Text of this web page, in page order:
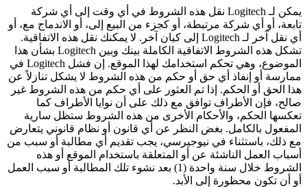
يمكن لـ Logitech نقل هذه الشروط في أي وقت إلى أي شركة
تابعة، أو أي شركة مرتبطة، أو كجزء من البيع إلى، أو الاندماج مع، أو
أي نقل آخر لـ Logitech إلى كيان آخر. لا يمكنك نقل هذه الاتفاقية.
تشكل هذه الشروط الاتفاقية الكاملة بينك وبين Logitech بشأن هذا
الموضوع، وهي تحكم استخدامك لهذا الموقع. إن فشل Logitech في
ممارسة أو إنفاذ أي حق أو حكم من هذه الشروط لا يشكل تنازلاً عن
هذا الحق أو الحكم. إذا تم العثور على أي حكم من هذه الشروط غير
صالح، فإن الأطراف توافق مع ذلك على أن نوايا الأطراف كما
تعكسها الحكم، والأحكام الأخرى من هذه الشروط ستظل سارية
المفعول بالكامل. بغض النظر عن أي قانون أو نظام قانوني يتعارض
مع ذلك، باستثناء في نيوجيرسي، يجب تقديم أي مطالبة أو سبب من
أسباب العمل الناشئة عن أو المتعلقة باستخدام الموقع أو هذه
الشروط خلال سنة واحدة (1) بعد نشوء تلك المطالبة أو سبب العمل
أو أن تكون محظورة إلى الأبد.